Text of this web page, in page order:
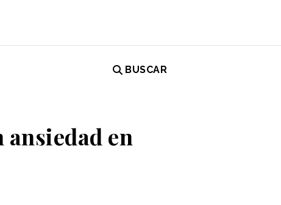
BUSCAR
en